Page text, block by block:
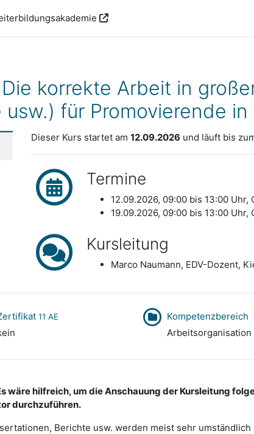
korrekte Arbeit in
für Promovierende
Dieser Kurs startet am 12.09.2026 und läuft bis
Termine
12.09.2026, 09:00 bis 13:00 Uhr,
19.09.2026, 09:00 bis 13:00 Uhr,
Kursleitung
Marco Naumann, EDV-Dozent,
11 AE
Kompetenzbereich
Arbeitsorganisation
wäre hilfreich, um die Anschauung der Kursleitung
durchzuführen.
Berichte usw. werden meist sehr umständlich